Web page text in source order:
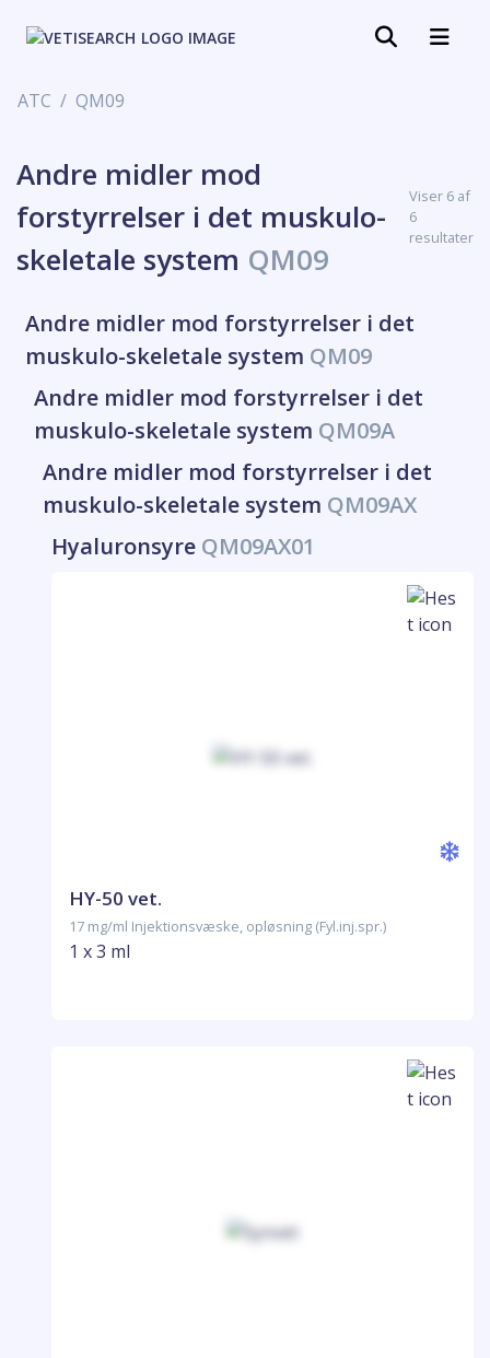
ATC QM09
Andre midler mod
forstyrrelser i det muskulo-
skeletale system QM09
Viser 6 af
6
resultater
Andre midler mod forstyrrelser i det
muskulo-skeletale system QM09
Andre midler mod forstyrrelser i det
muskulo-skeletale system QM09A
Andre midler mod forstyrrelser i det
muskulo-skeletale system QM09AX
Hyaluronsyre QM09AX01
HY-50 vet.
17 mg/ml Injektionsvæske, opløsning (Fyl.inj.spr.)
1 x 3 ml